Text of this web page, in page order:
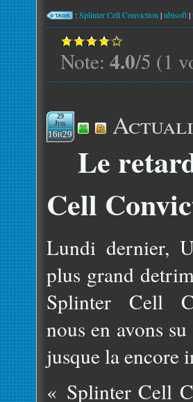
:Splinter Cell Conviction |ubisoft|
Note: 4.0/5 (1
29
Juil
16h29
Le
Cell
Lundi dernier,
plus grand
Splinter Cell
nous en avons
jusque la encore
« Splinter Cell